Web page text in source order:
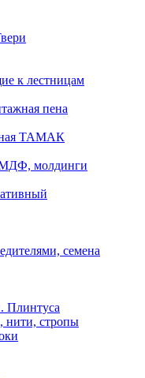
к лестницам
пена
ТАМАК
молдинги
семена
Плинтуса
нити, стропы